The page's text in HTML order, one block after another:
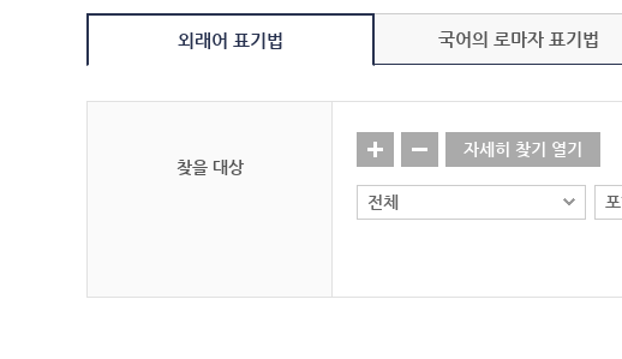
외래어 표기법 국어의 로마자 표기법
찾을 대상
자세히 찾기 열기